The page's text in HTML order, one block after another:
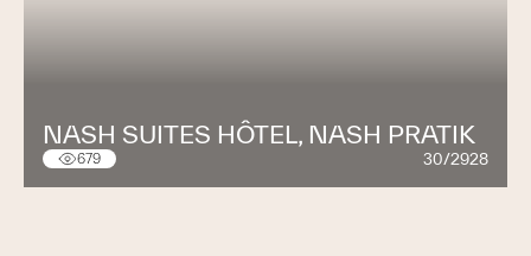
NASH SUITES HÔTEL, NASH PRATIK
679 30/2928